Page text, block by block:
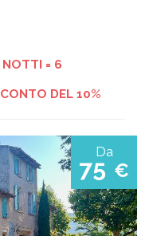
NOTTI = 6
DEL 10%
Da
75 €